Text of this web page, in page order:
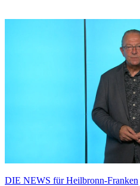
DIE NEWS für Heilbronn-Franken